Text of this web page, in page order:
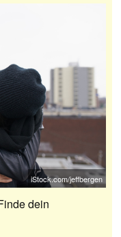
iStock.com/jeffbergen
dein